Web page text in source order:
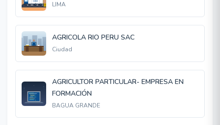
LIMA
AGRICOLA RIO PERU SAC
Ciudad
AGRICULTOR PARTICULAR- EMPRESA EN
FORMACIÓN
BAGUA GRANDE